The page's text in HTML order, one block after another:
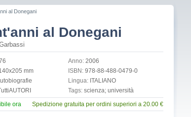
al Donegani
al Donegani
mm
Anno: 2006
ISBN: 978-88-488-0479-0
Lingua: ITALIANO
Tags: scienza; università
Spedizione gratuita per ordini superiori a 20.00 €
ora